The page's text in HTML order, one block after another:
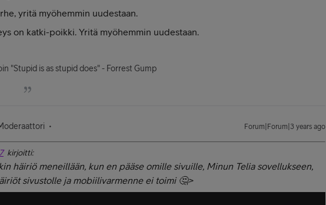
yritä myöhemmin uudestaan.
on katki-poikki. Yritä myöhemmin uudestaan.
"Stupid is as stupid does" - Forrest Gump
Forum|Forum|3 years ago
kirjoitti:
häiriö meneillään, kun en pääse omille sivuille, Minun Telia sovellukseen,
sivustolle ja mobiilivarmenne ei toimi 🤔>